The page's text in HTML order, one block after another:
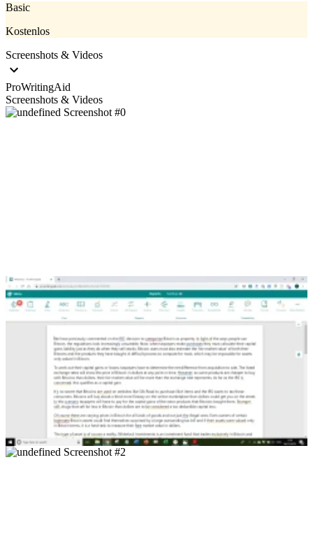
Basic
Kostenlos
Screenshots & Videos
ProWritingAid
Screenshots & Videos